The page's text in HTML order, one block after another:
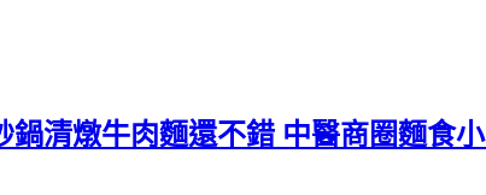
鍋清燉牛肉麵還不錯 中醫商圈麵食